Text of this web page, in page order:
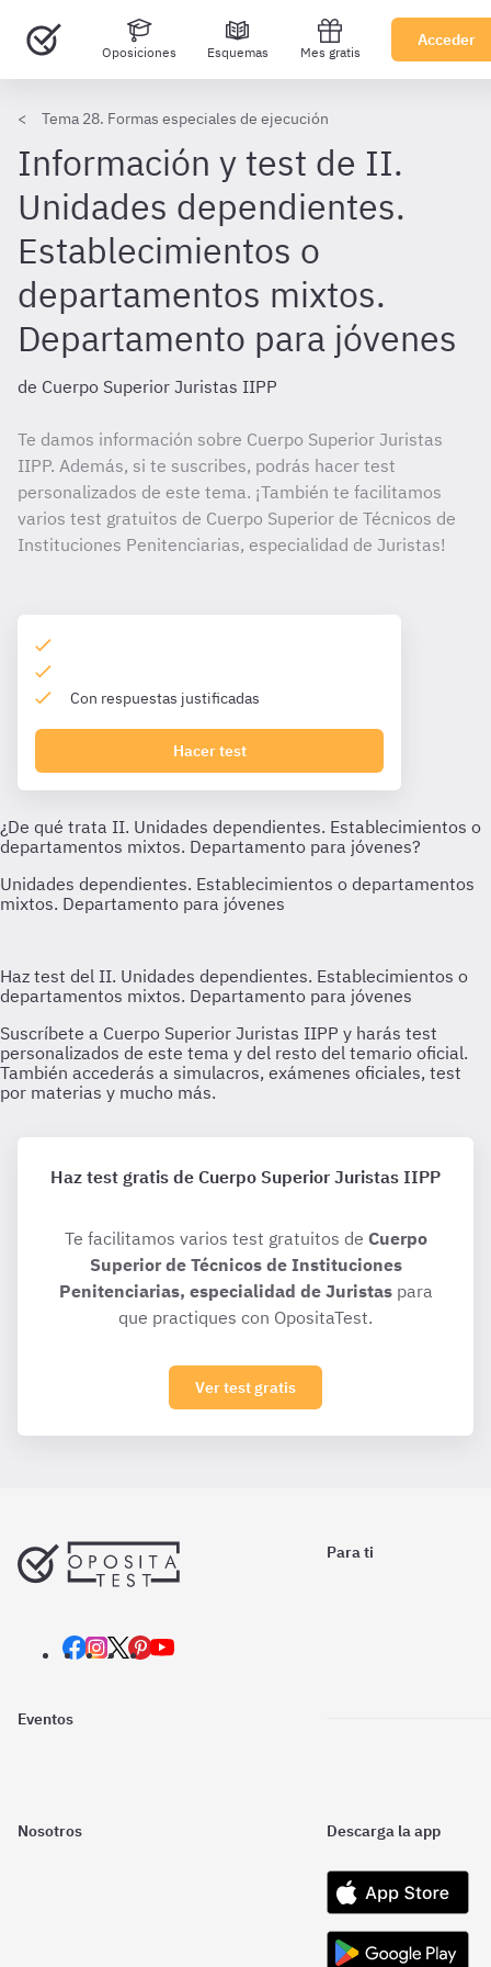
Oposiciones Esquemas Mes gratis
Acceder
Tema 28. Formas especiales de ejecución
Información y test de II.
Unidades dependientes.
Establecimientos o
departamentos mixtos.
Departamento para jóvenes
de Cuerpo Superior Juristas IIPP
Te damos información sobre Cuerpo Superior Juristas
IIPP. Además, si te suscribes, podrás hacer test
personalizados de este tema. ¡También te facilitamos
varios test gratuitos de Cuerpo Superior de Técnicos de
Instituciones Penitenciarias, especialidad de Juristas!
Con respuestas justificadas
Hacer test
Haz test gratis de Cuerpo Superior Juristas IIPP
Te facilitamos varios test gratuitos de Cuerpo
Superior de Técnicos de Instituciones
Penitenciarias, especialidad de Juristaspara
que practiques con OpositaTest.
Ver test gratis
Para ti
Eventos
Nosotros Descarga la app